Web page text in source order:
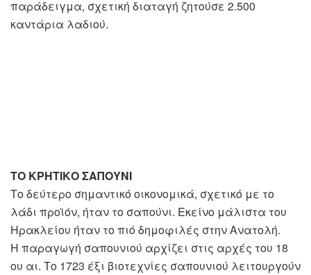
παράδειγμα, σχετική διαταγή ζητούσε 2.500
καντάρια λαδιού.
ΤΟ ΚΡΗΤΙΚΟ ΣΑΠΟΥΝΙ
Το δεύτερο σημαντικό οικονομικά, σχετικό με το
λάδι προϊόν, ήταν το σαπούνι. Εκείνο μάλιστα του
Ηρακλείου ήταν το πιό δημοφιλές στην Ανατολή.
Η παραγωγή σαπουνιού αρχίζει στις αρχές του 18
ου αι. Το 1723 έξι βιοτεχνίες σαπουνιού λειτουργούν